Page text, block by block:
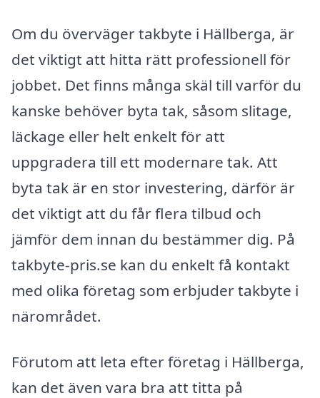
Om du överväger takbyte i Hällberga, är
det viktigt att hitta rätt professionell för
jobbet. Det finns många skäl till varför du
kanske behöver byta tak, såsom slitage,
läckage eller helt enkelt för att
uppgradera till ett modernare tak. Att
byta tak är en stor investering, därför är
det viktigt att du får flera tilbud och
jämför dem innan du bestämmer dig. På
takbyte-pris.se kan du enkelt få kontakt
med olika företag som erbjuder takbyte i
närområdet.
Förutom att leta efter företag i Hällberga,
kan det även vara bra att titta på